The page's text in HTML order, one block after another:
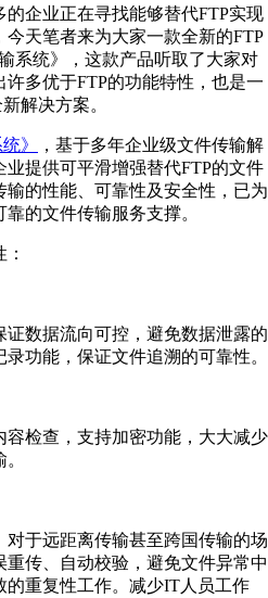
企业正在寻找能够替代FTP实现
天笔者来为大家一款全新的FTP
系统》，这款产品听取了大家对
多优于FTP的功能特性，也是一
解决方案。
》
，基于多年企业级⽂件传输解
提供可平滑增强替代FTP的⽂件
的性能、可靠性及安全性，已为
的⽂件传输服务⽀撑。
数据流向可控，避免数据泄露的
功能，保证文件追溯的可靠性。
容检查，支持加密功能，大大减少
于远距离传输甚至跨国传输的场
传、自动校验，避免文件异常中
的重复性工作。减少IT人员工作